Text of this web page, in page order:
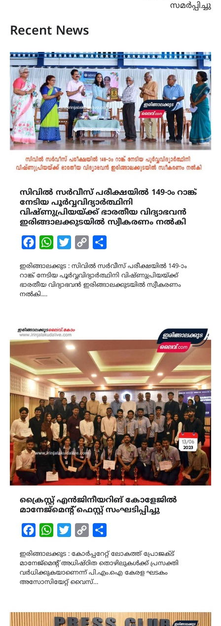
സമർപ്പിച്ചു
Recent News
സിവിൽ സർവീസ് പരീക്ഷയിൽ 149-ാം റാങ്ക്
നേടിയ പൂർവ്വവിദ്യാർത്ഥിനി
വിഷ്ണുപ്രിയയ്ക്ക് ഭാരതീയ വിദ്യാഭവൻ
ഇരിങ്ങാലക്കുടയിൽ സ്വീകരണം നൽകി
FacebookWhatsAppTwitterCopy
ഇരിങ്ങാലക്കുട : സിവിൽ സർവീസ് പരീക്ഷയിൽ 149-ാം
റാങ്ക് നേടിയ പൂർവ്വവിദ്യാർത്ഥിനി വിഷ്ണുപ്രിയയ്ക്ക്
ഭാരതീയ വിദ്യാഭവൻ ഇരിങ്ങാലക്കുടയിൽ സ്വീകരണം
നൽകി.…
ക്രൈസ്റ്റ് എൻജിനീയറിങ് കോളേജിൽ
മാനേജ്മെൻ്റ് ഫെസ്റ്റ് സംഘടിപ്പിച്ചു
FacebookWhatsAppTwitterCopy
ഇരിങ്ങാലക്കുട : കോർപ്പറേറ്റ് ലോകത്ത് പ്രോജക്ട്
മാനേജ്മെൻ്റ് അധിഷ്ഠിത തൊഴിലുകൾക്ക് പ്രസക്തി
വർധിക്കുകയാണെന്ന് പി.എം.ഐ കേരള ഘടകം
അസോസിയേറ്റ് വൈസ്…